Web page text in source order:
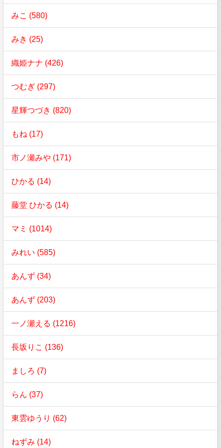
みこ (580)
みき (25)
織姫ナナ (426)
つむぎ (297)
星輝つづき (820)
もね (17)
市ノ瀬みや (171)
ひかる (14)
藤堂 ひかる (14)
マミ (1014)
みれい (585)
あんず (34)
あんず (203)
一ノ瀬える (1216)
長坂りこ (136)
ましろ (7)
らん (37)
東雲ゆうり (62)
ねずみ (14)